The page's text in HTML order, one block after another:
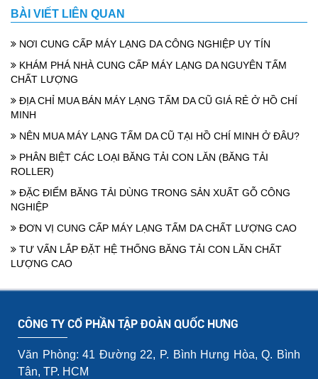
BÀI VIẾT LIÊN QUAN
NƠI CUNG CẤP MÁY LẠNG DA CÔNG NGHIỆP UY TÍN
KHÁM PHÁ NHÀ CUNG CẤP MÁY LẠNG DA NGUYÊN TẤM
CHẤT LƯỢNG
ĐỊA CHỈ MUA BÁN MÁY LẠNG TẤM DA CŨ GIÁ RẺ Ở HỒ CHÍ
MINH
NÊN MUA MÁY LẠNG TẤM DA CŨ TẠI HỒ CHÍ MINH Ở ĐÂU?
PHÂN BIỆT CÁC LOẠI BĂNG TẢI CON LĂN (BĂNG TẢI
ROLLER)
ĐẶC ĐIỂM BĂNG TẢI DÙNG TRONG SẢN XUẤT GỖ CÔNG
NGHIỆP
ĐƠN VỊ CUNG CẤP MÁY LẠNG TẤM DA CHẤT LƯỢNG CAO
TƯ VẤN LẮP ĐẶT HỆ THỐNG BĂNG TẢI CON LĂN CHẤT
LƯỢNG CAO
CÔNG TY CỔ PHẦN TẬP ĐOÀN QUỐC HƯNG
Văn Phòng: 41 Đường 22, P. Bình Hưng Hòa, Q. Bình
Tân, TP. HCM